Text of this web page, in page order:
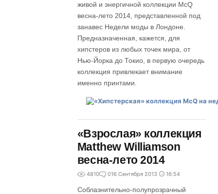
живой и энергичной коллекции McQ
весна-лето 2014, представленной под
занавес Недели моды в Лондоне.
Предназначенная, кажется, для
хипстеров из любых точек мира, от
Нью-Йорка до Токио, в первую очередь
коллекция привлекает внимание
именно принтами.
«Взрослая» коллекция
Matthew Williamson
весна-лето 2014
4810 016 Сентября 2013 16:54
Соблазнительно-полупрозрачный